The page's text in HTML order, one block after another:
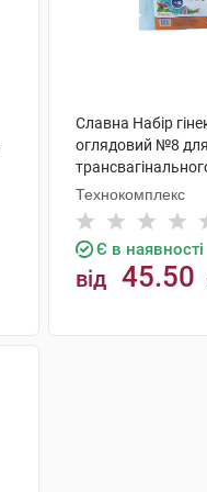
Славна Набір
оглядовий №8 для
Технокомплекс
Є в наявності
від 45.50